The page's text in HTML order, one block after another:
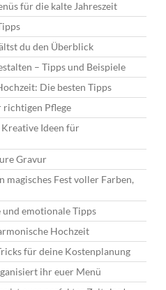
für die kalte Jahreszeit
du den Überblick
– Tipps und Beispiele
Die besten Tipps
richtigen Pflege
Ideen für
Gravur
Fest voller Farben,
emotionale Tipps
Hochzeit
für deine Kostenplanung
ihr euer Menü